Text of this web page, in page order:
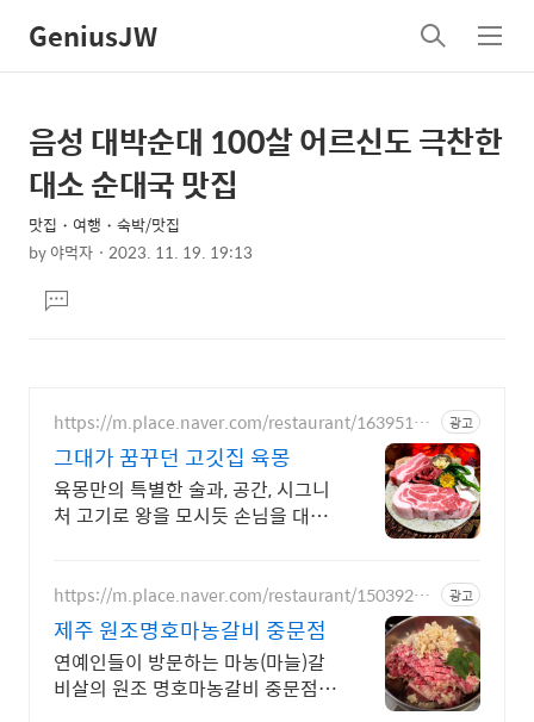
GeniusJW
검
색
메
뉴
상
세
컨
텐
본
문
제
목
음성 대박순대 100살 어르신도 극찬한
대소 순대국 맛집
맛집・여행・숙박/맛집
by야먹자 2023. 11. 19. 19:13
문댓
글
https://m.place.naver.com/restaurant/16395160 광고
그대가 꿈꾸던 고깃집 육몽
육몽만의 특별한 술과, 공간, 시그니
처 고기로 왕을 모시듯 손님을 대접
https://m.place.naver.com/restaurant/15039274
51
광고
제주 원조명호마농갈비 중문점
연예인들이 방문하는 마농(마늘)갈
비살의 원조 명호마농갈비 중문점입